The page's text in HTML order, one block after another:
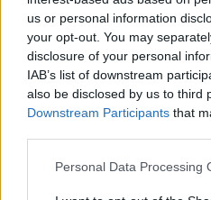
us or personal information
your opt-out. You may
disclosure of your personal
IAB’s list of downstream
also be disclosed by us to third
Downstream Participants that
Personal Data Processing
„Įsirengti slėptuvę, žinoma,
kiek įmanoma kukliau viską
pasirodė mums sunkiai
rajone rasti pigiau dirbantį
darbų. Esame numatę
tualetą“, – pasakojo namo